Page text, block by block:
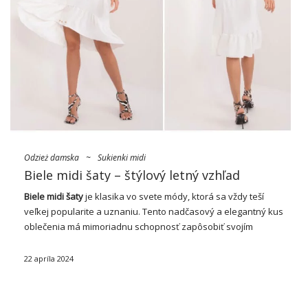
Odzież damska ~ Sukienki midi
Biele midi šaty – štýlový letný vzhľad
Biele midišatyje klasika vo svete módy, ktorá sa vždy teší
veľkej popularite a uznaniu. Tento nadčasový a elegantný kus
oblečenia má mimoriadnu schopnosť zapôsobiť svojím
sa bližšie pozrieme na tento …
22 apríla 2024